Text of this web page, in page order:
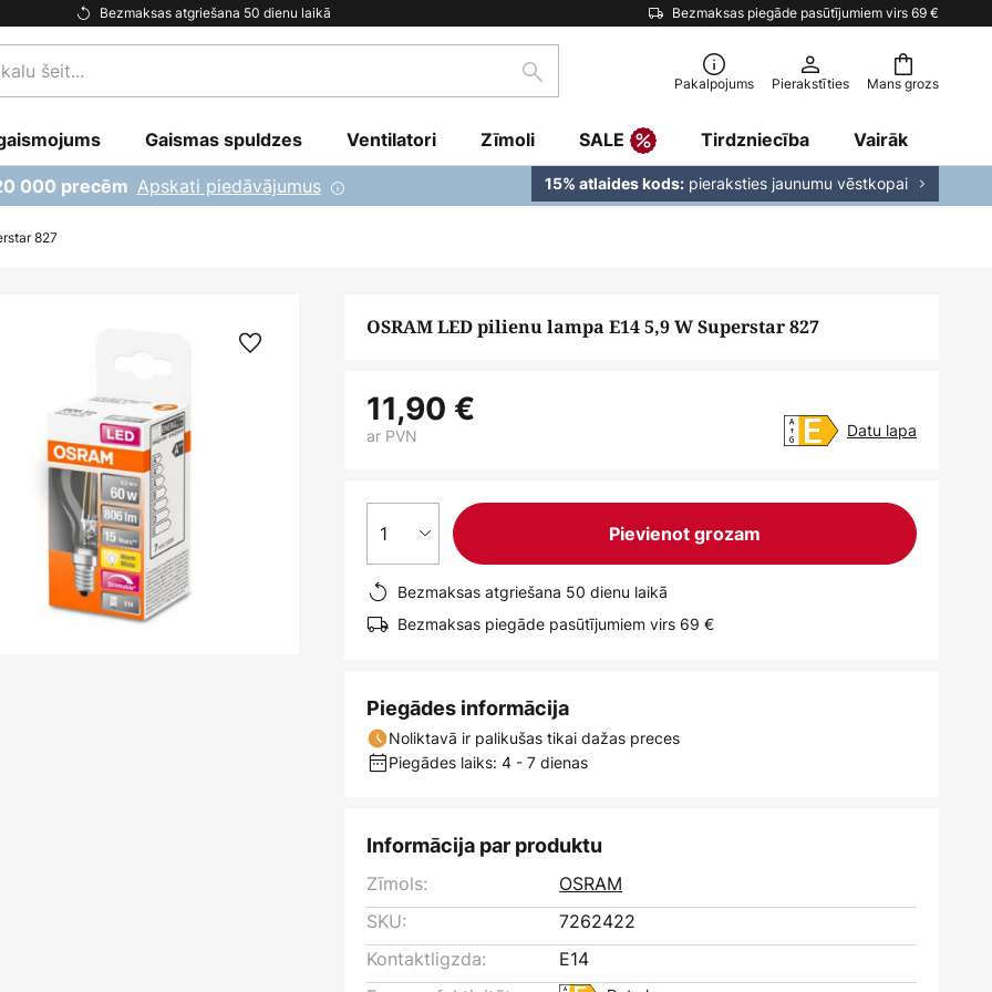
Bezmaksas atgriešana 50 dienu laikā Bezmaksas piegāde pasūtījumiem virs 69 €
Mans grozs
Meklēšana Pakalpojums Pierakstīties
Gaismas spuldzes Ventilatori Zīmoli SALE Tirdzniecība Vairāk
000 precēm Apskati piedāvājumus 15% atlaides kods: pieraksties jaunumu vēstkopai
827
OSRAM LED pilienu lampa E14 5,9 W Superstar 827
11,90 €
ar PVN Datu lapa
1 Pievienot grozam
Bezmaksas atgriešana 50 dienu laikā
Bezmaksas piegāde pasūtījumiem virs 69 €
Piegādes informācija
Noliktavā ir palikušas tikai dažas preces
Piegādes laiks: 4 - 7 dienas
Informācija par produktu
Zīmols:
OSRAM
SKU:
7262422
Kontaktligzda:
E14